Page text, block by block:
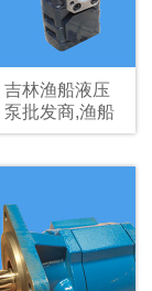
吉林渔船液压
泵批发商,渔船
收网齿轮马达